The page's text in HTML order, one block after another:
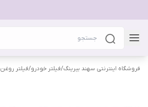
فروشگاه اینترنتی سهند بیرینگ/فیلتر خودرو/فیلتر روغن